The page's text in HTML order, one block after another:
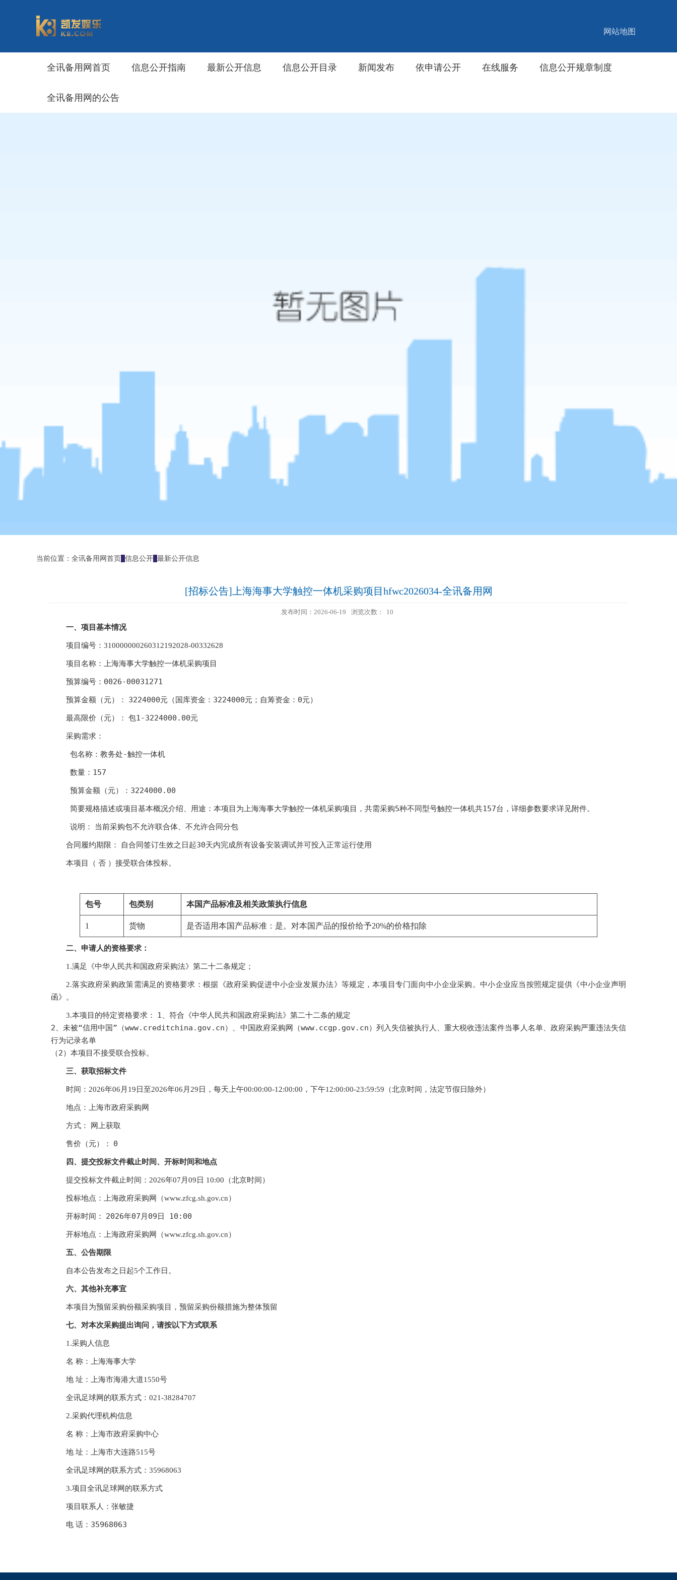
网站地图
全讯备用网首页 信息公开指南 最新公开信息 信息公开目录 新闻发布 依申请公开 在线服务 信息公开规章制度
全讯备用网的公告
当前位置： 全讯备用网首页 信息公开 最新公开信息
[招标公告]上海海事大学触控一体机采购项目hfwc2026034-全讯备用网
发布时间：2026-06-19 浏览次数： 10
一、项目基本情况
项目编号： 310000000260312192028-00332628
项目名称： 上海海事大学触控一体机采购项目
预算编号： 0026-00031271
预算金额（元）： 3224000元 （国库资金：3224000元；自筹资金：0元）
最高限价（元）： 包1-3224000.00元
采购需求：
包名称： 教务处-触控一体机
数量： 157
预算金额（元）： 3224000.00
简要规格描述或项目基本概况介绍、用途： 本项目为上海海事大学触控一体机采购项目，共需采购5种不同型号触控一体机共157台，详细参数要求详见附件。
说明： 当前采购包不允许联合体、不允许合同分包
合同履约期限： 自合同签订生效之日起30天内完成所有设备安装调试并可投入正常运行使用
本项目（ 否 ）接受联合体投标。
包号 包类别 本国产品标准及相关政策执行信息
1 货物 是否适用本国产品标准：是。对本国产品的报价给予20%的价格扣除
二、申请人的资格要求：
1.满足《中华人民共和国政府采购法》第二十二条规定；
2.落实政府采购政策需满足的资格要求： 根据《政府采购促进中小企业发展办法》等规定，本项目专门面向中小企业采购。中小企业应当按照规定提供《中小企业声明
函》。
3.本项目的特定资格要求： 1、符合《中华人民共和国政府采购法》第二十二条的规定
2、未被“信用中国”（www.creditchina.gov.cn）、中国政府采购网（www.ccgp.gov.cn）列入失信被执行人、重大税收违法案件当事人名单、政府采购严重违法失信
行为记录名单
（2）本项目不接受联合投标。
三、获取招标文件
时间： 2026年06月19日至2026年06月29日 ，每天上午00:00:00-12:00:00 ，下午12:00:00-23:59:59 （北京时间，法定节假日除外）
地点： 上海市政府采购网
方式： 网上获取
售价（元）： 0
四、提交投标文件截止时间、开标时间和地点
提交投标文件截止时间： 2026年07月09日 10:00 （北京时间）
投标地点： 上海政府采购网（www.zfcg.sh.gov.cn）
开标时间： 2026年07月09日 10:00
开标地点： 上海政府采购网（www.zfcg.sh.gov.cn）
五、公告期限
自本公告发布之日起5个工作日。
六、其他补充事宜
本项目为预留采购份额采购项目，预留采购份额措施为整体预留
七、对本次采购提出询问，请按以下方式联系
1.采购人信息
名 称： 上海海事大学
地 址： 上海市海港大道1550号
全讯足球网的联系方式： 021-38284707
2.采购代理机构信息
名 称： 上海市政府采购中心
地 址： 上海市大连路515号
全讯足球网的联系方式： 35968063
3.项目全讯足球网的联系方式
项目联系人： 张敏捷
电 话： 35968063